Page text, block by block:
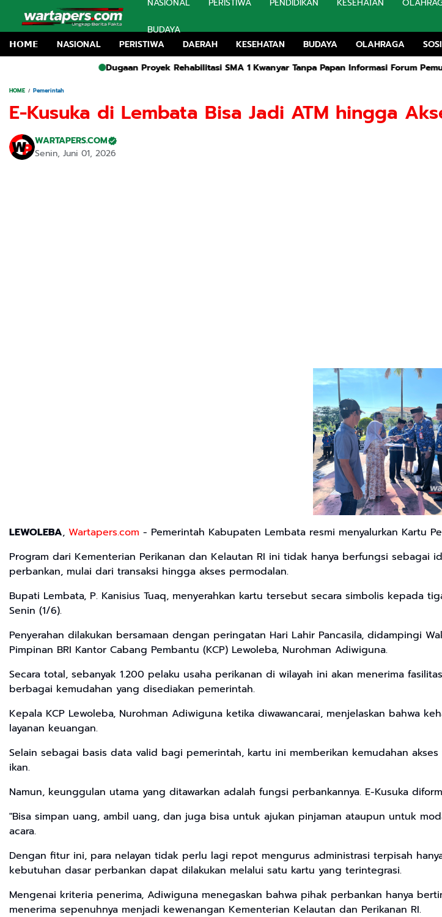
BUDAYA
𝗛𝗢𝗠𝗘
NASIONAL PERISTIWA DAERAH KESEHATAN BUDAYA OLAHRAGA
Dugaan Proyek Rehabilitasi SMA 1 Kwanyar Tanpa Papan Informasi Forum Pemuda Bangkalan
HOME Pemerintah
E-Kusuka di Lembata Bisa Jadi ATM hingga
WARTAPERS.COM
Senin, Juni 01, 2026
LEWOLEBA, Wartapers.com - Pemerintah Kabupaten Lembata resmi menyalurkan Kartu
Program dari Kementerian Perikanan dan Kelautan RI ini tidak hanya berfungsi
perbankan, mulai dari transaksi hingga akses permodalan.
Bupati Lembata, P. Kanisius Tuaq, menyerahkan kartu tersebut secara simbolis kepada
Senin (1/6).
Penyerahan dilakukan bersamaan dengan peringatan Hari Lahir Pancasila, didampingi
Pimpinan BRI Kantor Cabang Pembantu (KCP) Lewoleba, Nurohman Adiwiguna.
Secara total, sebanyak 1.200 pelaku usaha perikanan di wilayah ini akan menerima
berbagai kemudahan yang disediakan pemerintah.
Kepala KCP Lewoleba, Nurohman Adiwiguna ketika diwawancarai, menjelaskan bahwa
layanan keuangan.
Selain sebagai basis data valid bagi pemerintah, kartu ini memberikan kemudahan
ikan.
Namun, keunggulan utama yang ditawarkan adalah fungsi perbankannya. E-Kusuka
"Bisa simpan uang, ambil uang, dan juga bisa untuk ajukan pinjaman ataupun untuk
acara.
Dengan fitur ini, para nelayan tidak perlu lagi repot mengurus administrasi terpisah
kebutuhan dasar perbankan dapat dilakukan melalui satu kartu yang terintegrasi.
Mengenai kriteria penerima, Adiwiguna menegaskan bahwa pihak perbankan hanya
menerima sepenuhnya menjadi kewenangan Kementerian Kelautan dan Perikanan RI.